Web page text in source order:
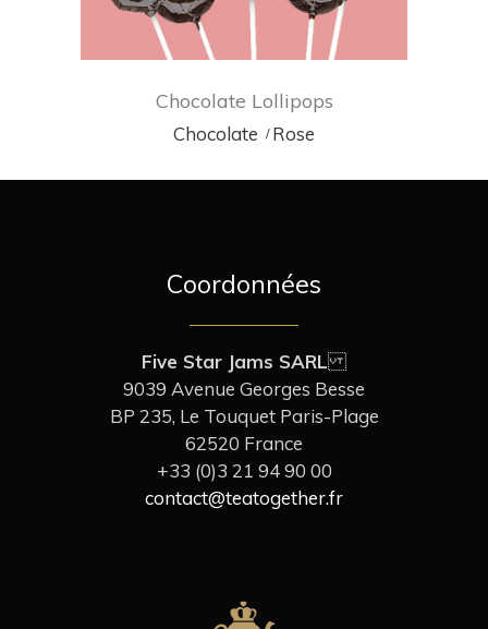
Chocolate Lollipops
Chocolate Rose
Coordonnées
Five Star Jams SARL
9039 Avenue Georges Besse
BP 235, Le Touquet Paris-Plage
62520 France
+33 (0)3 21 94 90 00
contact@teatogether.fr